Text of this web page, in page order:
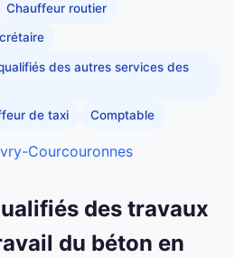
Chauffeur routier
des autres services des
de taxi Comptable
Courcouronnes
des travaux
du béton en